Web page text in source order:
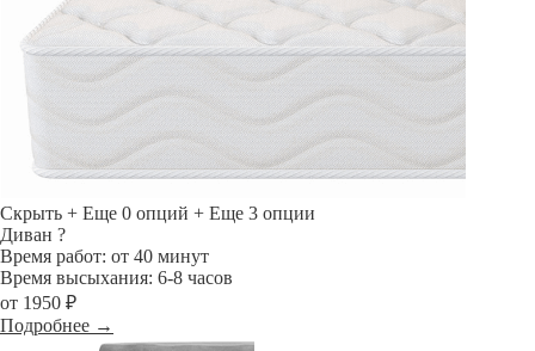
Скрыть + Еще 0 опций + Еще 3 опции
Диван ?
Время работ: от 40 минут
Время высыхания: 6-8 часов
от 1950 ₽
Подробнее →